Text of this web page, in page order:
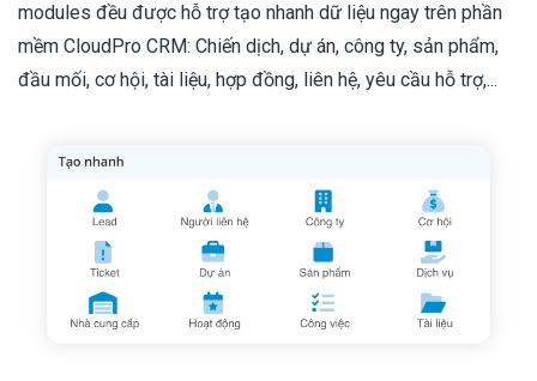
modules đều được hỗ trợ tạo nhanh dữ liệu ngay trên phần
mềm CloudPro CRM: Chiến dịch, dự án, công ty, sản phẩm,
đầu mối, cơ hội, tài liệu, hợp đồng, liên hệ, yêu cầu hỗ trợ,...